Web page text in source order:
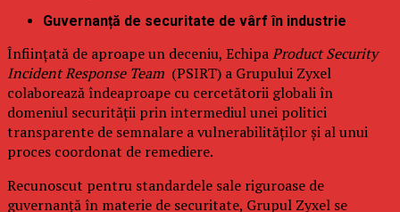
Guvernanță de securitate de vârf în industrie
Înființată de aproape un deceniu, EchipaProduct Security
Incident Response Team (PSIRT) a Grupului Zyxel
colaborează îndeaproape cu cercetătorii globali în
domeniul securității prin intermediul unei politici
transparente de semnalare a vulnerabilităților și al unui
proces coordonat de remediere.
Recunoscut pentru standardele sale riguroase de
guvernanță în materie de securitate, Grupul Zyxel se